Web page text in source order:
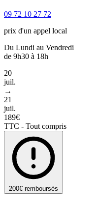
09 72 10 27 72
prix d'un appel local
Du Lundi au Vendredi
de 9h30 à 18h
20
juil.
→
21
juil.
189€
TTC - Tout compris
200€ remboursés